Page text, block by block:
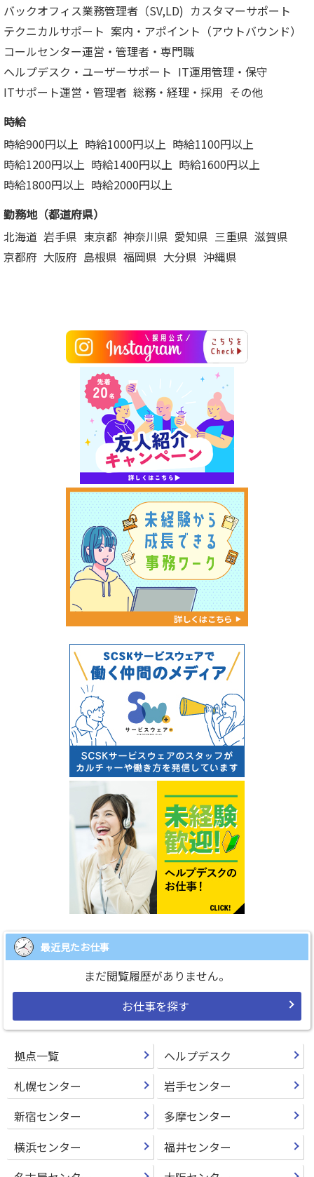
バックオフィス業務管理者（SV,LD) カスタマーサポート
テクニカルサポート 案内・アポイント（アウトバウンド）
コールセンター運営・管理者・専門職
ヘルプデスク・ユーザーサポート IT運用管理・保守
ITサポート運営・管理者 総務・経理・採用 その他
時給
時給900円以上 時給1000円以上 時給1100円以上
時給1200円以上 時給1400円以上 時給1600円以上
時給1800円以上 時給2000円以上
勤務地（都道府県）
北海道 岩手県 東京都 神奈川県 愛知県 三重県 滋賀県
京都府 大阪府 島根県 福岡県 大分県 沖縄県
最近見たお仕事
まだ閲覧履歴がありません。
お仕事を探す
拠点一覧
ヘルプデスク
札幌センター
岩手センター
新宿センター
多摩センター
横浜センター
福井センター